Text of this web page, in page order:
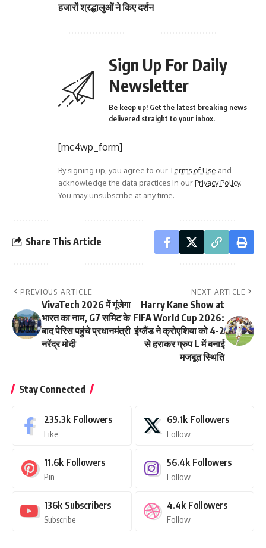
हजारों श्रद्धालुओं ने किए दर्शन
Sign Up For Daily
Newsletter
Be keep up! Get the latest breaking news
delivered straight to your inbox.
[mc4wp_form]
By signing up, you agree to ourTerms of Use and
acknowledge the data practices in ourPrivacy Policy.
You may unsubscribe at any time.
Share This Article
PREVIOUS ARTICLE
VivaTech 2026 में गूंजेगा
भारत का नाम, G7 समिट के
बाद पेरिस पहुंचे प्रधानमंत्री
नरेंद्र मोदी
NEXT ARTICLE
Harry Kane Show at
FIFA World Cup 2026:
इंग्लैंड ने क्रोएशिया को 4-2
से हराकर ग्रुप L में बनाई
मजबूत स्थिति
Stay Connected
235.3k Followers
Like
69.1k Followers
Follow
11.6k Followers
Pin
56.4k Followers
Follow
136k Subscribers
Subscribe
4.4k Followers
Follow